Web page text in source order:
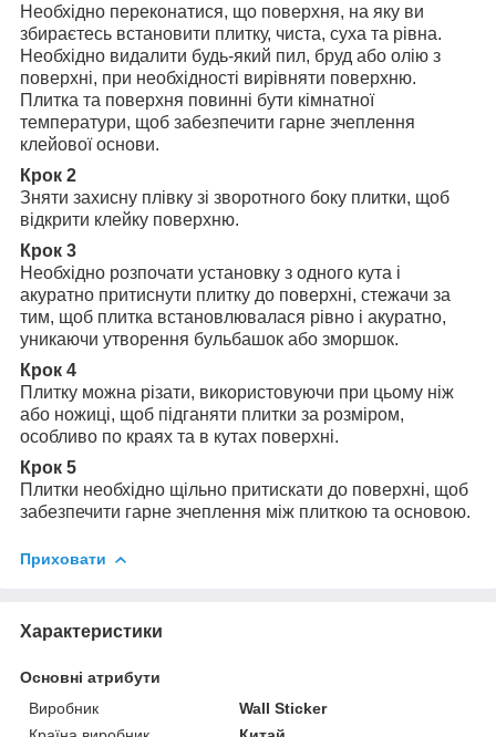
Необхідно переконатися, що поверхня, на яку ви
збираєтесь встановити плитку, чиста, суха та рівна.
Необхідно видалити будь-який пил, бруд або олію з
поверхні, при необхідності вирівняти поверхню.
Плитка та поверхня повинні бути кімнатної
температури, щоб забезпечити гарне зчеплення
клейової основи.
Крок 2
Зняти захисну плівку зі зворотного боку плитки, щоб
відкрити клейку поверхню.
Крок 3
Необхідно розпочати установку з одного кута і
акуратно притиснути плитку до поверхні, стежачи за
тим, щоб плитка встановлювалася рівно і акуратно,
уникаючи утворення бульбашок або зморшок.
Крок 4
Плитку можна різати, використовуючи при цьому ніж
або ножиці, щоб підганяти плитки за розміром,
особливо по краях та в кутах поверхні.
Крок 5
Плитки необхідно щільно притискати до поверхні, щоб
забезпечити гарне зчеплення між плиткою та основою.
Приховати
Характеристики
Основні атрибути
Виробник
Wall Sticker